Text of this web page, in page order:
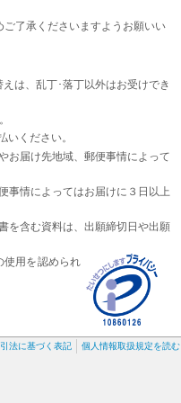
了承くださいますようお願いい
は、乱丁･落丁以外はお受けでき
ください。
お届け先地域、郵便事情によって
事情によってはお届けに３日以上
を含む資料は、出願締切日や出願
使用を認められ
個人情報取扱規定を読む
法に基づく表記